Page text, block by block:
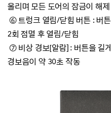
울리며모든 도어의 잠금이 해제
⑥트렁크 열림/닫힘 버튼 : 버
2회 점멸 후 열림/닫힘
⑦ 비상 경보[알람] : 버튼을 길
경보음이 약 30초 작동